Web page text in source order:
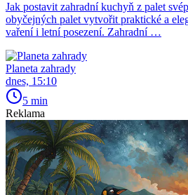
Jak postavit zahradní kuchyň z palet
obyčejných palet vytvořit praktické a
vaření i letní posezení. Zahradní …
Planeta zahrady
dnes, 15:10
5 min
Reklama